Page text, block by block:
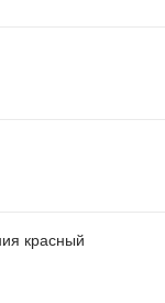
красный